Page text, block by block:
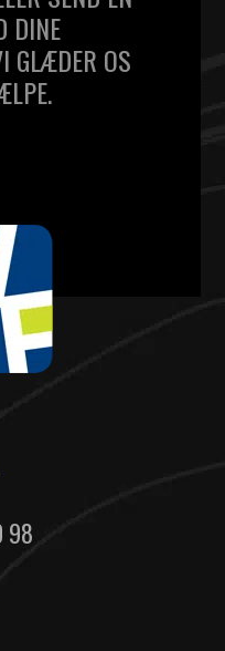
DINE
GLÆDER OS
98